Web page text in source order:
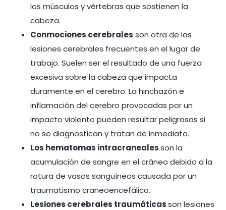
los músculos y vértebras que sostienen la
cabeza.
Conmociones cerebrales son otra de las
lesiones cerebrales frecuentes en el lugar de
trabajo. Suelen ser el resultado de una fuerza
excesiva sobre la cabeza que impacta
duramente en el cerebro. La hinchazón e
inflamación del cerebro provocadas por un
impacto violento pueden resultar peligrosas si
no se diagnostican y tratan de inmediato.
Los hematomas intracranealesson la
acumulación de sangre en el cráneo debido a la
rotura de vasos sanguíneos causada por un
traumatismo craneoencefálico.
Lesiones cerebrales traumáticasson lesiones